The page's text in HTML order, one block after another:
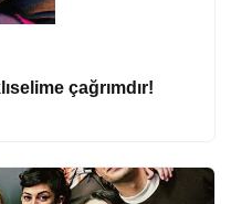
çağrımdır!